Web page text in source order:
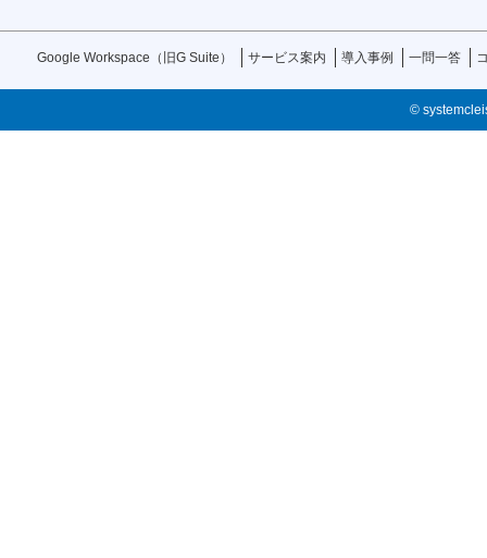
Google Workspace（旧G Suite） サービス案内 導入事例 一問一答
©